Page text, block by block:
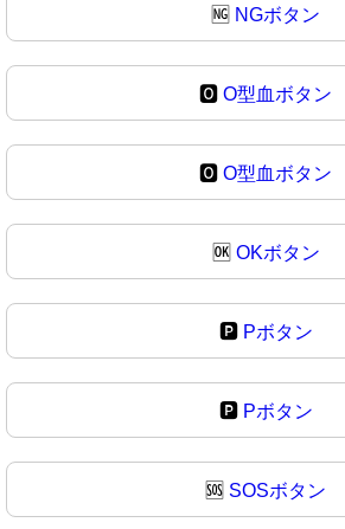
🆖 NGボタン
🅾️ O型血ボタン
🅾 O型血ボタン
🆗 OKボタン
🅿️ Pボタン
🅿 Pボタン
🆘 SOSボタン